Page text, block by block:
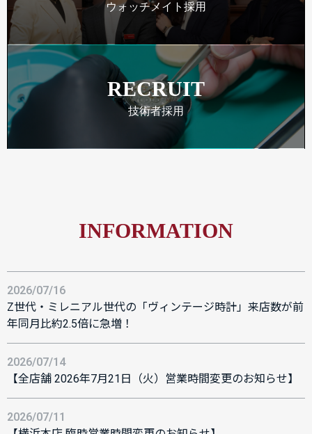
ウォッチメイト採用
RECRUIT
技術者採用
INFORMATION
2026/07/16
Z世代・ミレニアル世代の「ヴィンテージ時計」来店数が前
年同月比約2.5倍に急増！
2026/07/14
【全店舗 2026年7月21日（火）営業時間変更のお知らせ】
2026/07/11